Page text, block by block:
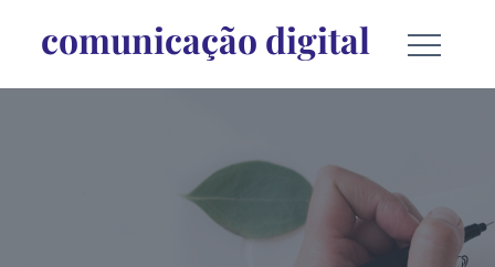
comunicação digital